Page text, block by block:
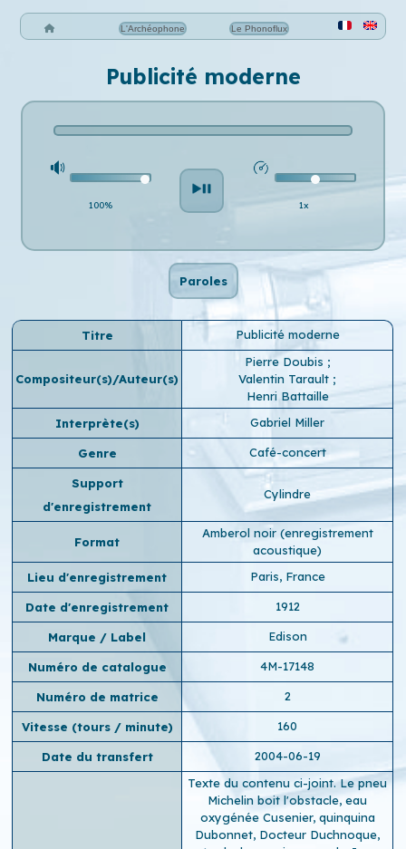
L'Archéophone Le Phonoflux
Publicité moderne
100% 1x
Paroles
Titre Publicité moderne
Compositeur(s)/Auteur(s)
Pierre Doubis ;
Valentin Tarault ;
Henri Battaille
Interprète(s)
Gabriel Miller
Genre Café-concert
Support
d'enregistrement
Cylindre
Format
Amberol noir (enregistrement
acoustique)
Lieu d'enregistrement
Paris, France
Date d'enregistrement 1912
Marque / Label Edison
Numéro de catalogue 4M-17148
Numéro de matrice 2
Vitesse (tours / minute) 160
Date du transfert 2004-06-19
Texte du contenu ci-joint. Le pneu
Michelin boit l'obstacle, eau
oxygénée Cusenier, quinquina
Dubonnet, Docteur Duchnoque,